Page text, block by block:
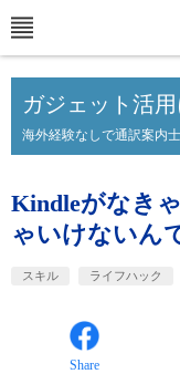
ガジェット活
海外経験なしで通訳案内
Kindleがなき
ゃいけないん
スキル ライフハック
Share